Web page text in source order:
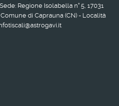
Regione Isolabella n° 5, 17031
di Caprauna (CN) - Località